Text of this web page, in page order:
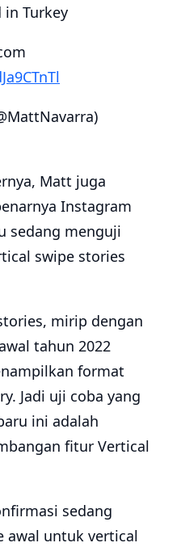
in Turkey
Matt juga
Instagram
sedang menguji
swipe stories
mirip dengan
tahun 2022
format
Jadi uji coba yang
ini adalah
fitur Vertical
sedang
awal untuk vertical